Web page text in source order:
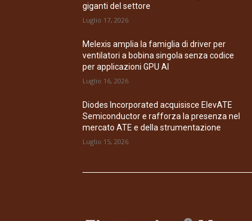
giganti del settore
Luglio 17, 2026
Melexis amplia la famiglia di driver per
ventilatori a bobina singola senza codice
per applicazioni GPU AI
Luglio 16, 2026
Diodes Incorporated acquisisce ElevATE
Semiconductor e rafforza la presenza nel
mercato ATE e della strumentazione
Luglio 15, 2026